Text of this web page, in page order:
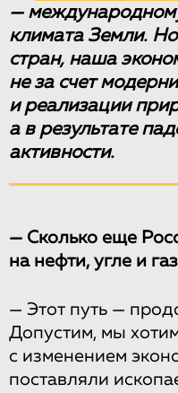
—
климата Земли.
стран, наша
не за счет
и реализации
а в результате
активности.
— Сколько еще
на нефти, угле и
— Этот путь —
Допустим, мы
с изменением
поставляли